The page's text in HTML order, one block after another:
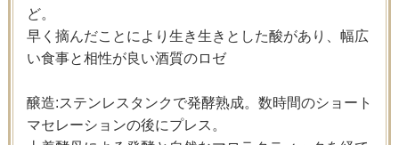
ど。
早く摘んだことにより生き生きとした酸があり、幅広
い食事と相性が良い酒質のロゼ
醸造:ステンレスタンクで発酵熟成。数時間のショート
マセレーションの後にプレス。